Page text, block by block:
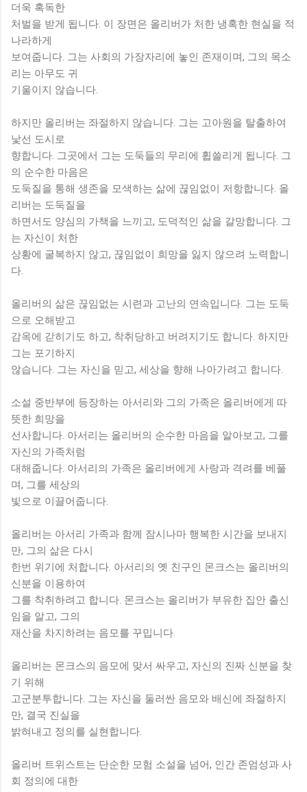
더욱 혹독한
처벌을 받게 됩니다. 이 장면은 올리버가 처한 냉혹한 현실을 적
나라하게
보여줍니다. 그는 사회의 가장자리에 놓인 존재이며, 그의 목소
리는 아무도 귀
기울이지 않습니다.
하지만 올리버는 좌절하지 않습니다. 그는 고아원을 탈출하여
낯선 도시로
향합니다. 그곳에서 그는 도둑들의 무리에 휩쓸리게 됩니다. 그
의 순수한 마음은
도둑질을 통해 생존을 모색하는 삶에 끊임없이 저항합니다. 올
리버는 도둑질을
하면서도 양심의 가책을 느끼고, 도덕적인 삶을 갈망합니다. 그
는 자신이 처한
상황에 굴복하지 않고, 끊임없이 희망을 잃지 않으려 노력합니
다.
올리버의 삶은 끊임없는 시련과 고난의 연속입니다. 그는 도둑
으로 오해받고
감옥에 갇히기도 하고, 착취당하고 버려지기도 합니다. 하지만
그는 포기하지
않습니다. 그는 자신을 믿고, 세상을 향해 나아가려고 합니다.
소설 중반부에 등장하는 아서리와 그의 가족은 올리버에게 따
뜻한 희망을
선사합니다. 아서리는 올리버의 순수한 마음을 알아보고, 그를
자신의 가족처럼
대해줍니다. 아서리의 가족은 올리버에게 사랑과 격려를 베풀
며, 그를 세상의
빛으로 이끌어줍니다.
올리버는 아서리 가족과 함께 잠시나마 행복한 시간을 보내지
만, 그의 삶은 다시
한번 위기에 처합니다. 아서리의 옛 친구인 몬크스는 올리버의
신분을 이용하여
그를 착취하려고 합니다. 몬크스는 올리버가 부유한 집안 출신
임을 알고, 그의
재산을 차지하려는 음모를 꾸밉니다.
올리버는 몬크스의 음모에 맞서 싸우고, 자신의 진짜 신분을 찾
기 위해
고군분투합니다. 그는 자신을 둘러싼 음모와 배신에 좌절하지
만, 결국 진실을
밝혀내고 정의를 실현합니다.
올리버 트위스트는 단순한 모험 소설을 넘어, 인간 존엄성과 사
회 정의에 대한